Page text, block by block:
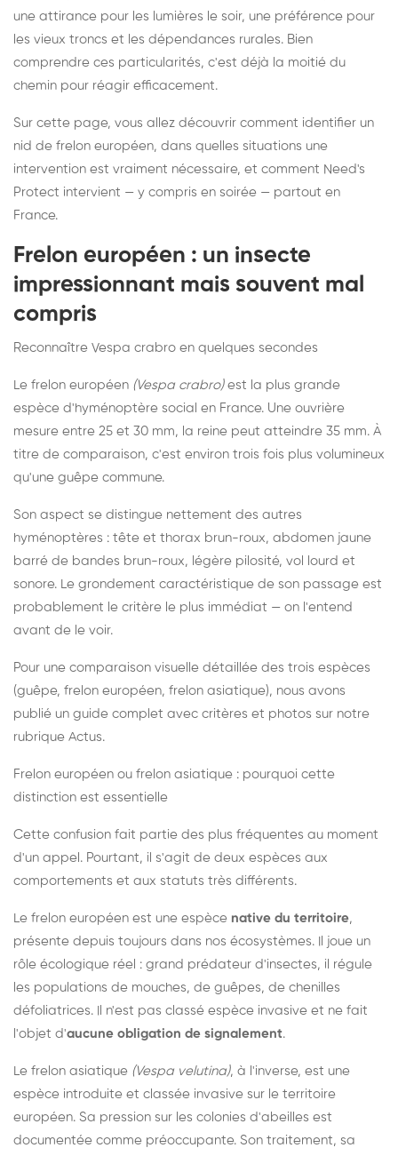
une attirance pour les lumières le soir, une préférence pour
les vieux troncs et les dépendances rurales. Bien
comprendre ces particularités, c'est déjà la moitié du
chemin pour réagir efficacement.
Sur cette page, vous allez découvrir comment identifier un
nid de frelon européen, dans quelles situations une
intervention est vraiment nécessaire, et comment Need's
Protect intervient — y compris en soirée — partout en
France.
Frelon européen : un insecte
impressionnant mais souvent mal
compris
Reconnaître Vespa crabro en quelques secondes
Le frelon européen (Vespa crabro)est la plus grande
espèce d'hyménoptère social en France. Une ouvrière
mesure entre 25 et 30 mm, la reine peut atteindre 35 mm. À
titre de comparaison, c'est environ trois fois plus volumineux
qu'une guêpe commune.
Son aspect se distingue nettement des autres
hyménoptères : tête et thorax brun-roux, abdomen jaune
barré de bandes brun-roux, légère pilosité, vol lourd et
sonore. Le grondement caractéristique de son passage est
probablement le critère le plus immédiat — on l'entend
avant de le voir.
Pour une comparaison visuelle détaillée des trois espèces
(guêpe, frelon européen, frelon asiatique), nous avons
publié un guide complet avec critères et photos sur notre
rubrique Actus.
Frelon européen ou frelon asiatique : pourquoi cette
distinction est essentielle
Cette confusion fait partie des plus fréquentes au moment
d'un appel. Pourtant, il s'agit de deux espèces aux
comportements et aux statuts très différents.
Le frelon européen est une espèce native du territoire,
présente depuis toujours dans nos écosystèmes. Il joue un
rôle écologique réel : grand prédateur d'insectes, il régule
les populations de mouches, de guêpes, de chenilles
défoliatrices. Il n'est pas classé espèce invasive et ne fait
l'objet d'aucune obligation de signalement.
Le frelon asiatique (Vespa velutina), à l'inverse, est une
espèce introduite et classée invasive sur le territoire
européen. Sa pression sur les colonies d'abeilles est
documentée comme préoccupante. Son traitement, sa